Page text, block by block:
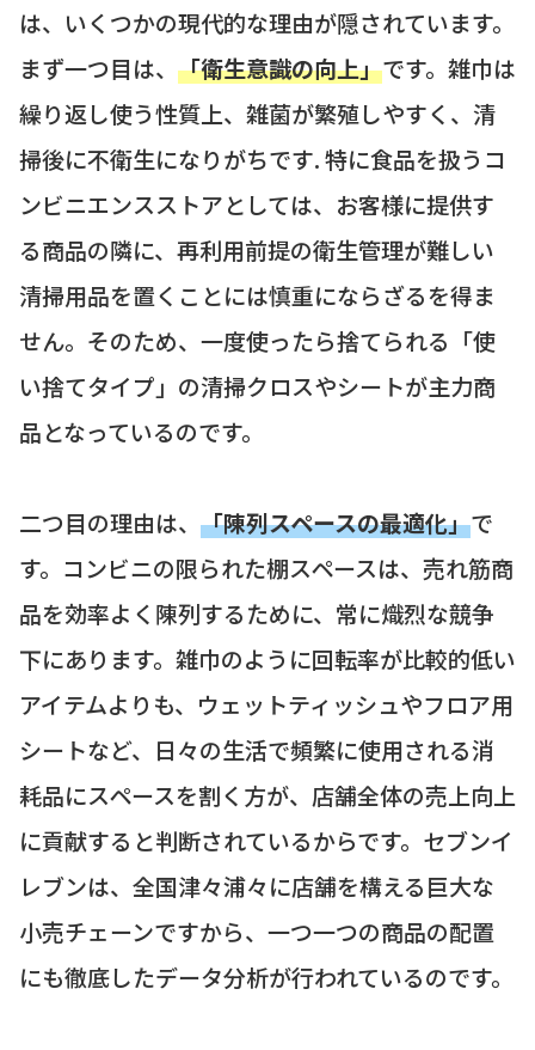
は、いくつかの現代的な理由が隠されています。
まず一つ目は、 「衛生意識の向上」です。雑巾は
繰り返し使う性質上、雑菌が繁殖しやすく、清
掃後に不衛生になりがちです. 特に食品を扱うコ
ンビニエンスストアとしては、お客様に提供す
る商品の隣に、再利用前提の衛生管理が難しい
清掃用品を置くことには慎重にならざるを得ま
せん。そのため、一度使ったら捨てられる「使
い捨てタイプ」の清掃クロスやシートが主力商
品となっているのです。
二つ目の理由は、 「陳列スペースの最適化」で
す。コンビニの限られた棚スペースは、売れ筋商
品を効率よく陳列するために、常に熾烈な競争
下にあります。雑巾のように回転率が比較的低い
アイテムよりも、ウェットティッシュやフロア用
シートなど、日々の生活で頻繁に使用される消
耗品にスペースを割く方が、店舗全体の売上向上
に貢献すると判断されているからです。セブンイ
レブンは、全国津々浦々に店舗を構える巨大な
小売チェーンですから、一つ一つの商品の配置
にも徹底したデータ分析が行われているのです。